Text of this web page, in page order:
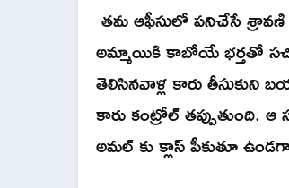
తమ ఆఫీసులో పనిచేసే
అమ్మాయికి కాబోయే భర్తతో సచిన్
తెలిసినవాళ్ల కారు తీసుకుని
కారు కంట్రోల్
అమల్ కు క్లాస్ పీకుతూ ఉండగా